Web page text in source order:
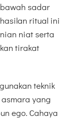
sadar
ritual ini
niat serta
tirakat
teknik
yang
ego. Cahaya